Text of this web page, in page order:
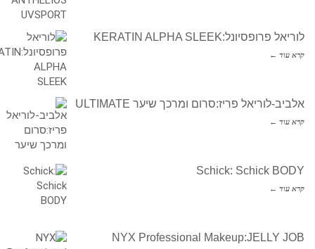
לוריאל פרופסיונל:KERATIN ALPHA SLEEK
קרא עוד ←
אלביב-לוריאל פריז:סרום ומרכך שיער ULTIMATE
קרא עוד ←
Schick: Schick BODY
קרא עוד ←
NYX Professional Makeup:JELLY JOB